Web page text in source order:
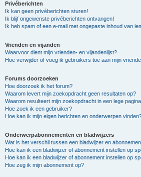
Privéberichten
Ik kan geen privéberichten sturen!
Ik blijf ongewenste privéberichten ontvangen!
Ik heb spam of een e-mail met ongepaste inhoud van
Vrienden en vijanden
Waarvoor dient mijn vrienden- en vijandenlijst?
Hoe verwijder of voeg ik gebruikers toe aan mijn
Forums doorzoeken
Hoe doorzoek ik het forum?
Waarom levert mijn zoekopdracht geen resultaten op?
Waarom resulteert mijn zoekopdracht in een lege
Hoe zoek ik een gebruiker?
Hoe kan ik mijn eigen berichten en onderwerpen
Onderwerpabonnementen en bladwijzers
Wat is het verschil tussen een bladwijzer en
Hoe kan ik een bladwijzer of abonnement instellen op
Hoe kan ik een bladwijzer of abonnement instellen op
Hoe zeg ik mijn abonnement op?